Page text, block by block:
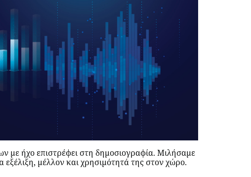
με ήχο επιστρέφει στη δημοσιογραφία. Mιλήσαμε
εξέλιξη, μέλλον και χρησιμότητά της στον χώρο.